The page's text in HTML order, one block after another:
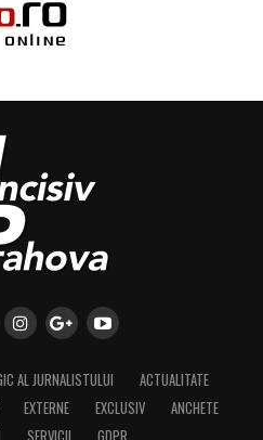
AL JURNALISTULUI
ACTUALITATE
EXTERNE EXCLUSIV
ANCHETE